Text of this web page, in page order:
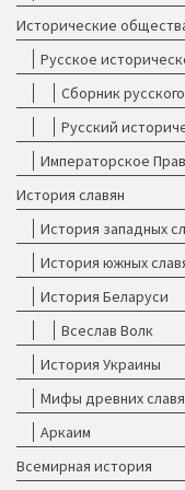
Исторические
Русское
Сборник
Русский
Императорское
История славян
История западных
История южных
История Беларуси
Всеслав Волк
История Украины
Мифы древних
Аркаим
Всемирная история